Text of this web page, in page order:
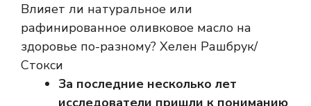
Влияет ли натуральное или
рафинированное оливковое масло на
здоровье по-разному? Хелен Рашбрук/
Стокси
За последние несколько лет